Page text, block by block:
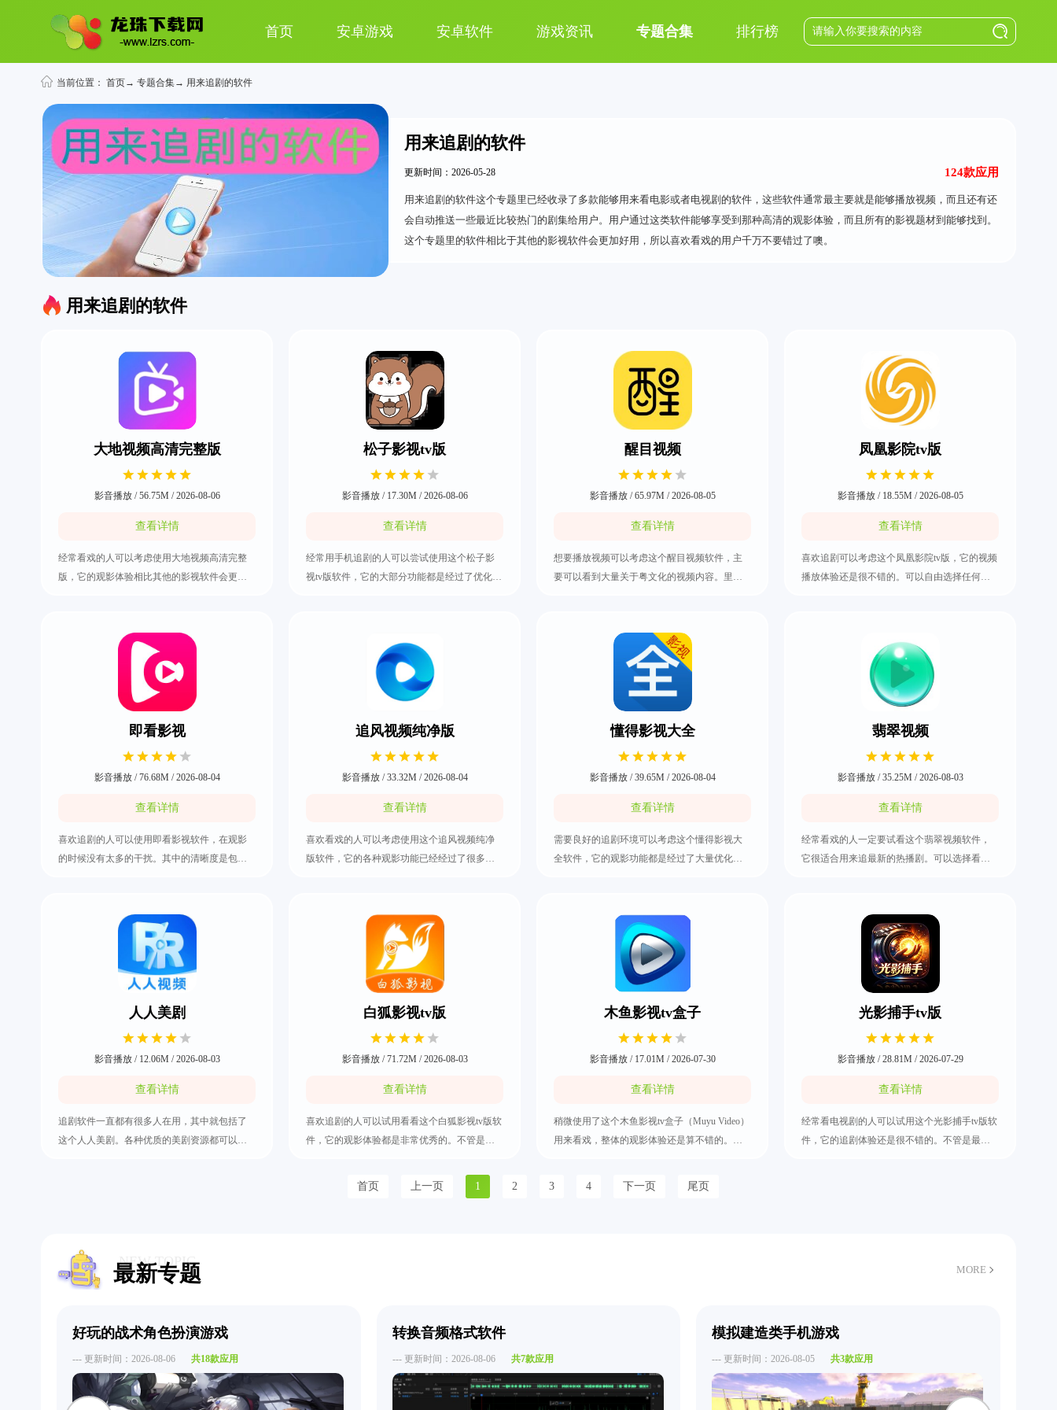
首页 安卓游戏 安卓软件 游戏资讯 专题合集 排行榜
当前位置： 首页→ 专题合集→ 用来追剧的软件
用来追剧的软件
更新时间：2026-05-28 124款应用
用来追剧的软件这个专题里已经收录了多款能够用来看电影或者电视剧的软件，这些软件通常最主要就是能够播放视频，而且还有还
会自动推送一些最近比较热门的剧集给用户。用户通过这类软件能够享受到那种高清的观影体验，而且所有的影视题材到能够找到。
这个专题里的软件相比于其他的影视软件会更加好用，所以喜欢看戏的用户千万不要错过了噢。
用来追剧的软件
大地视频高清完整版
影音播放 / 56.75M / 2026-08-06
查看详情
经常看戏的人可以考虑使用大地视频高清完整
版，它的观影体验相比其他的影视软件会更加
防卡顿问题的出现。还可以通过关键字直接进
行搜索，瞬间定位到自己寻找的影视内容，所
以有需要就快来把大地视频高清完整版下载
松子影视tv版
影音播放 / 17.30M / 2026-08-06
查看详情
经常用手机追剧的人可以尝试使用这个松子影
视tv版软件，它的大部分功能都是经过了优化。
资讯，能够自由调整自己想要的播放倍速或者
是选择剧集的集数，快把松子影视tv版下载好。
醒目视频
影音播放 / 65.97M / 2026-08-05
查看详情
想要播放视频可以考虑这个醒目视频软件，主
要可以看到大量关于粤文化的视频内容。里面
语爱好者的必备工具。其中的影视资源都是可
以快速下载，而且这些视频的视频画质都特别
高清，快来把醒目视频下载好吧。
凤凰影院tv版
影音播放 / 18.55M / 2026-08-05
查看详情
喜欢追剧可以考虑这个凤凰影院tv版，它的视频
播放体验还是很不错的。可以自由选择任何影
别快，也可以自己搜索某个电视剧的名字，快
把凤凰影院tv版下载好吧。
即看影视
影音播放 / 76.68M / 2026-08-04
查看详情
喜欢追剧的人可以使用即看影视软件，在观影
的时候没有太多的干扰。其中的清晰度是包括
的体验。无论是要看以前的经典电视剧还是最
近的新电影都特别方便，所有的资源都在一直
更新着，快把即看影视下载好吧。
追风视频纯净版
影音播放 / 33.32M / 2026-08-04
查看详情
喜欢看戏的人可以考虑使用这个追风视频纯净
版软件，它的各种观影功能已经经过了很多优
是追剧爱好者的必备软件。要记得收藏自己喜
欢的视频内容，之后要继续观看也比较简单，
快来把追风视频纯净版下载好。
懂得影视大全
影音播放 / 39.65M / 2026-08-04
查看详情
需要良好的追剧环境可以考虑这个懂得影视大
全软件，它的观影功能都是经过了大量优化。
影需求，还有所有的影视分类都做得很仔细。
还有一个记录观影历史可以查看，方便之后再
快回，快把懂得影视大全下载好。
翡翠视频
影音播放 / 35.25M / 2026-08-03
查看详情
经常看戏的人一定要试看这个翡翠视频软件，
它很适合用来追最新的热播剧。可以选择看电
通过分类功能去筛选自己有兴趣看的影视内
容，而且整体的使用操作是特别流畅的，所以
快来把翡翠视频下载好开始看戏吧。
人人美剧
影音播放 / 12.06M / 2026-08-03
查看详情
追剧软件一直都有很多人在用，其中就包括了
这个人人美剧。各种优质的美剧资源都可以在
白狐影视tv版
影音播放 / 71.72M / 2026-08-03
查看详情
喜欢追剧的人可以试用看看这个白狐影视tv版软
件，它的观影体验都是非常优秀的。不管是电
意搜索自己喜欢的影视内容，或者通过分类进
行筛选也很便捷。其中有着切换字幕的功能，
木鱼影视tv盒子
影音播放 / 17.01M / 2026-07-30
查看详情
稍微使用了这个木鱼影视tv盒子（Muyu Video）
用来看戏，整体的观影体验还是算不错的。大
光影捕手tv版
影音播放 / 28.81M / 2026-07-29
查看详情
经常看电视剧的人可以试用这个光影捕手tv版软
件，它的追剧体验还是很不错的。不管是最近
首页 上一页 1 2 3 4 下一页 尾页
NEW TOPIC
最新专题 MORE
好玩的战术角色扮演游戏
--- 更新时间：2026-08-06 共18款应用
转换音频格式软件
--- 更新时间：2026-08-06 共7款应用
模拟建造类手机游戏
--- 更新时间：2026-08-05 共3款应用